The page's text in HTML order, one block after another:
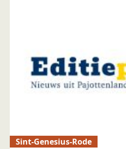
Sint-Genesius-Rode